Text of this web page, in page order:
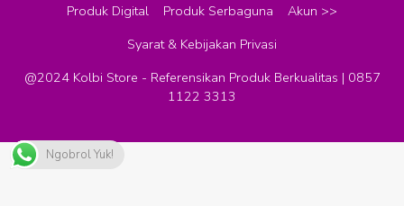
Produk Digital Produk Serbaguna
Akun >>
Syarat & Kebijakan Privasi
@2024 Kolbi Store - Referensikan Produk Berkualitas | 0857
1122 3313
Ngobrol Yuk!